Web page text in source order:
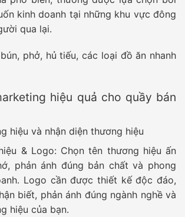
kinh doanh tại những khu vực đông
qua lại.
phở, hủ tiếu, các loại đồ ăn nhanh
hiệu quả cho quầy bán
hiệu và nhận diện thương hiệu
& Logo: Chọn tên thương hiệu ấn
phản ánh đúng bản chất và phong
Logo cần được thiết kế độc đáo,
biết, phản ánh đúng ngành nghề và
hiệu của bạn.